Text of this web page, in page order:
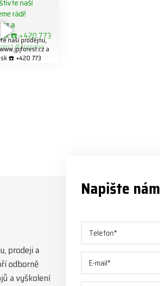
naší prodejnu,
a
☎️ +420 773
prodeji a
odborně
a vyškolení
Napište nám